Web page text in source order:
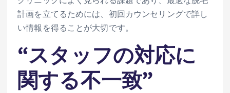
計画を立てるためには、初回カウンセリングで詳し
い情報を得ることが大切です。
“スタッフの対応に
関する不一致”